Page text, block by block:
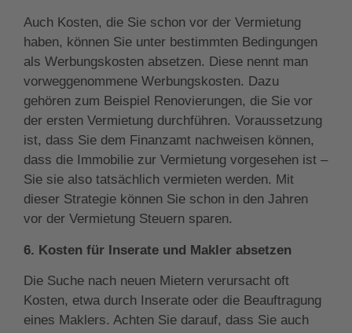
Auch Kosten, die Sie schon vor der Vermietung
haben, können Sie unter bestimmten Bedingungen
als Werbungskosten absetzen. Diese nennt man
vorweggenommene Werbungskosten. Dazu
gehören zum Beispiel Renovierungen, die Sie vor
der ersten Vermietung durchführen. Voraussetzung
ist, dass Sie dem Finanzamt nachweisen können,
dass die Immobilie zur Vermietung vorgesehen ist –
Sie sie also tatsächlich vermieten werden. Mit
dieser Strategie können Sie schon in den Jahren
vor der Vermietung Steuern sparen.
6. Kosten für Inserate und Makler absetzen
Die Suche nach neuen Mietern verursacht oft
Kosten, etwa durch Inserate oder die Beauftragung
eines Maklers. Achten Sie darauf, dass Sie auch